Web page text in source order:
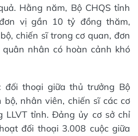
Hằng năm, Bộ CHQS tỉnh
vị gần 10 tỷ đồng thăm,
chiến sĩ trong cơ quan, đơn
nhân có hoàn cảnh khó
đối thoại giữa thủ trưởng Bộ
bộ, nhân viên, chiến sĩ các cơ
LLVT tỉnh. Đảng ủy cơ sở chỉ
đối thoại 3.008 cuộc giữa